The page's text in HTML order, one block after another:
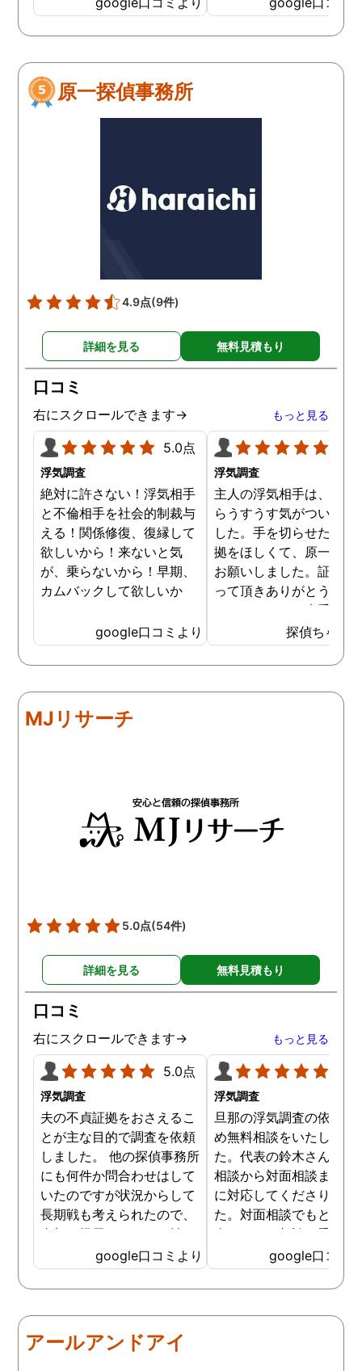
てくださっていることが伝
わってくるLINEをいただき
みると、旭法さんの第一声
は、「奥さん、ちゃんと食
べれてますか？ちゃんと眠
とにしました。 旭法さん
は、何度も何度も私の相談
談もできなかった私を救っ
てくれたのは、紛れもなく
旭法さんです。 調査場所が
旭川市外の時もありました
が、長年の経験とプロの対
応力を持ってして、見事に
証拠を掴んでくれました。
調査内容も料金も納得。何
より、信頼できます。 私
に、一歩踏み出す勇気と戦
う力を与えてくれた旭法さ
んには感謝しています。
原一探偵事務所
4.9点(9件)
詳細を見る 無料見積もり
口コミ
右にスクロールできます→ もっと見る
5.0点
浮気調査
絶対に許さない！浮気相手
と不倫相手を社会的制裁与
える！関係修復、復縁して
欲しいから！来ないと気
が、乗らないから！早期、
カムバックして欲しいか
google口コミより
浮気調査
主人の浮気相手は、以前
らうすうす気がついてい
した。手を切らせたくて
拠をほしくて、原一さん
お願いしました。証拠を
って頂きありがとうござ
ました。やはり大手の会
は違いますね。探偵ちゃん
MJリサーチ
5.0点(54件)
詳細を見る 無料見積もり
口コミ
右にスクロールできます→ もっと見る
5.0点
浮気調査
夫の不貞証拠をおさえるこ
とが主な目的で調査を依頼
しました。 他の探偵事務所
にも何件か問合わせはして
いたのですが状況からして
長期戦も考えられたので、
金額を提示されそれが払え
ないとそもそも相談もでき
ない状態でした。 そんな中
ダメ元で同じ相談をした
してくださり、そして私が
持ってる情報から的確にア
google口コミより
浮気調査
旦那の浮気調査の依頼の
め無料相談をいたしまし
た。代表の鈴木さんが電
相談から対面相談まです
に対応してくださりまし
た。対面相談でもとても
身になって相談に乗って
ださりすぐに契約といっ
こともなく金銭的な問題
ありましたので相談して
さりました。結果として
google口コミ
アールアンドアイ